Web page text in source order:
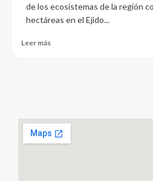
de los ecosistemas de la región
hectáreas en el Ejido...
Leer más